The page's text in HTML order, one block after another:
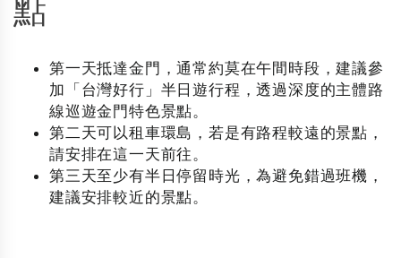
點
第一天抵達金門，通常約莫在午間時段，建議參
加「 台灣好行 」半日遊行程，透過深度的主體路
線巡遊金門特色景點。
第二天可以租車環島，若是有路程較遠的景點，
請安排在這一天前往。
第三天至少有半日停留時光，為避免錯過班機，
建議安排較近的景點。